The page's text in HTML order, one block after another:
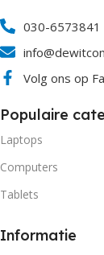
030-6573841
Volg ons op
Populaire
Laptops
Computers
Tablets
Informatie